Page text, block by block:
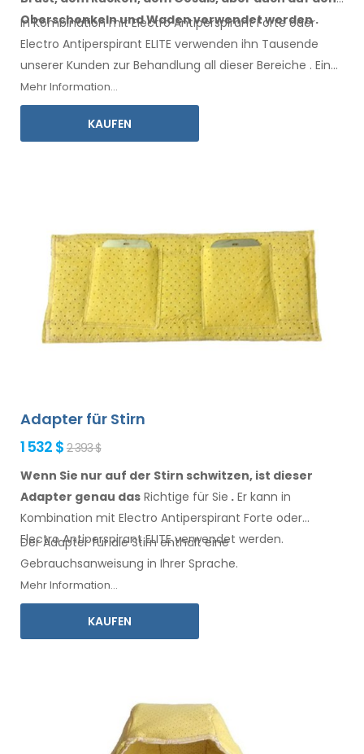
Oberschenkelnund Wadenverwendet werden.
In Kombination mit Electro Antiperspirant Forte oder
Electro Antiperspirant ELITE verwenden ihn Tausende
unserer Kunden zur Behandlung all dieser Bereiche . Eine
Gebrauchsanweisung
Mehr Information...
KAUFEN
Adapter für Stirn
1 532 $ 2 393 $
Wenn Sie nur auf der Stirn schwitzen, ist dieser
Adapter genau das Richtige für Sie . Er kann in
Kombination mit Electro Antiperspirant Forte oder
Electro Antiperspirant ELITEverwendet werden.
Der Adapter fürdie Stirnenthält eine
Gebrauchsanweisung in Ihrer Sprache.
Mehr Information...
KAUFEN